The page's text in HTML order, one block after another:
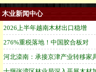
木业新闻中心